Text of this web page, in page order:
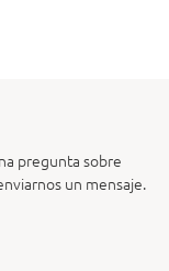
pregunta sobre
un mensaje.